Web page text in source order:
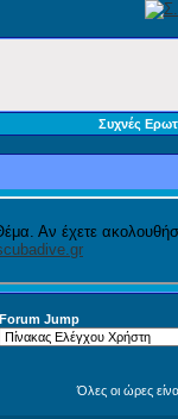
Συχνές
Θέμα. Αν έχετε
Forum Jump
Όλες οι ώρες